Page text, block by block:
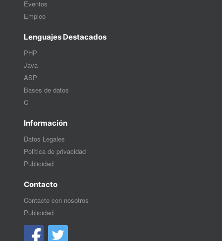
Eventos
Empleo
Lenguajes Destacados
PHP
Java
ASP
Bases de datos
C
Información
Datos Legales
Política de privacidad
Publicidad
Contacto
Contacte con nosotros
Publicidad